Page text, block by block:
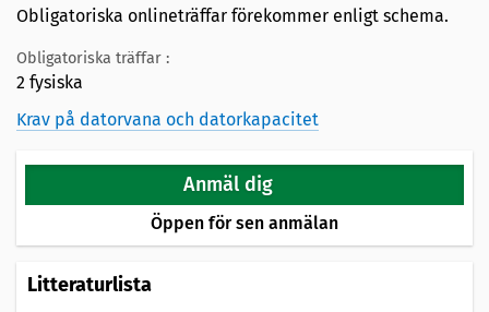
Obligatoriska onlineträffar förekommer enligt schema.
Obligatoriska träffar :
2 fysiska
Krav på datorvana och datorkapacitet
Anmäl dig
Öppen för sen anmälan
Litteraturlista